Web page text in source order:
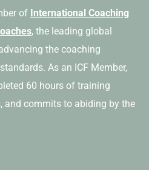
of International Coaching
, the leading global
the coaching
As an ICF Member,
60 hours of training
and commits to abiding by the